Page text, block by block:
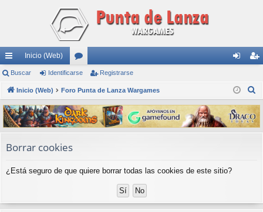
nl
ac
es
rá
pi
Inicio (Web)
or
os nti
fic
ar
ist
ra
rs
Buscar Identificarse Registrarse
Inicio (Web) Foro Punta de Lanza Wargames
s
c
Borrar cookies
¿Está seguro de que quiere borrar todas las cookies de este sitio?